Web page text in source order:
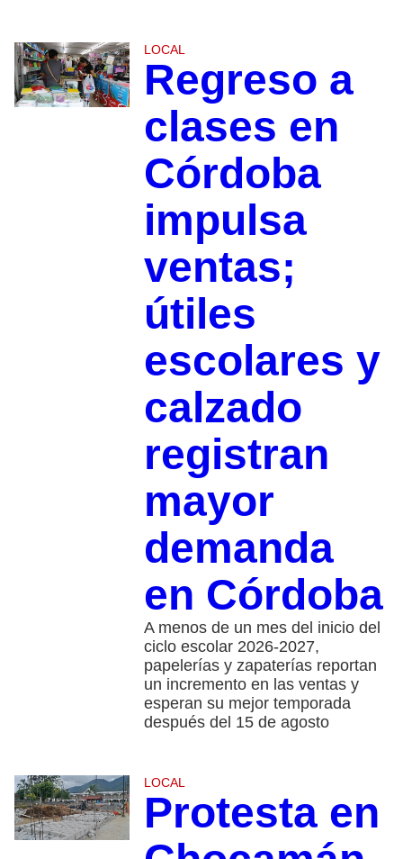
LOCAL
Regreso a
clases en
Córdoba
impulsa
ventas;
útiles
escolares y
calzado
registran
mayor
demanda
en Córdoba
A menos de un mes del inicio del
ciclo escolar 2026-2027,
papelerías y zapaterías reportan
un incremento en las ventas y
esperan su mejor temporada
después del 15 de agosto
LOCAL
Protesta en